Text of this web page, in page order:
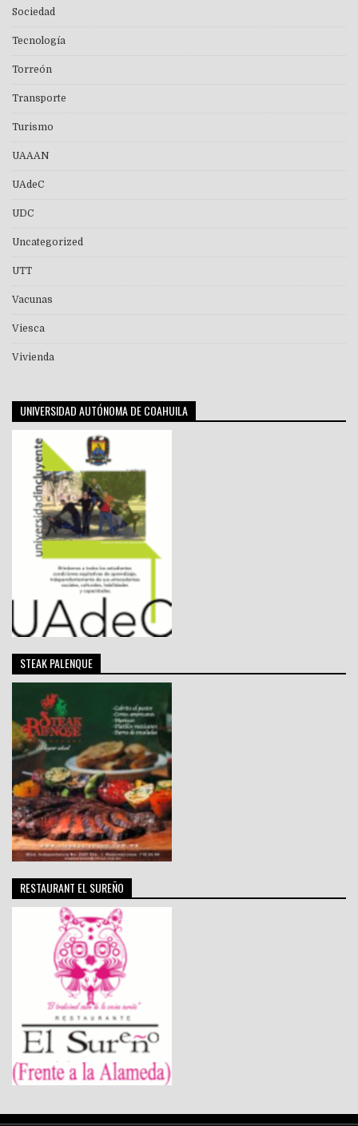
Sociedad
Tecnología
Torreón
Transporte
Turismo
UAAAN
UAdeC
UDC
Uncategorized
UTT
Vacunas
Viesca
Vivienda
UNIVERSIDAD AUTÓNOMA DE COAHUILA
STEAK PALENQUE
RESTAURANT EL SUREÑO